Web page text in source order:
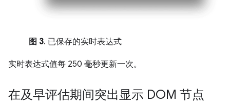
图 3. 已保存的实时表达式
实时表达式值每 250 毫秒更新一次。
在及早评估期间突出显示 DOM 节点